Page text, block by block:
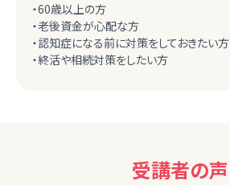
・60歳以上の方
・老後資金が心配な方
・認知症になる前に対策をしておきたい方
・終活や相続対策をしたい方
受講者の声